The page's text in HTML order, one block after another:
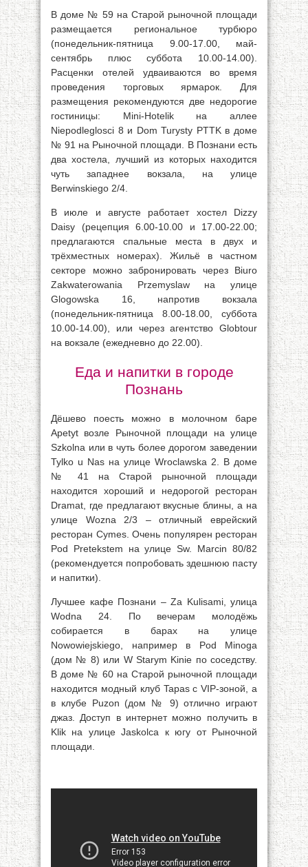
В доме № 59 на Старой рыночной площади
размещается региональное турбюро
(понедельник-пятница 9.00-17.00, май-
сентябрь плюс суббота 10.00-14.00).
Расценки отелей удваиваются во время
проведения торговых ярмарок. Для
размещения рекомендуются две недорогие
гостиницы: Mini-Hotelik на аллее
Niepodleglosci 8 и Dom Turysty PTTK в доме
№ 91 на Рыночной площади. В Познани есть
два хостела, лучший из которых находится
чуть западнее вокзала, на улице
Berwinskiego 2/4.
В июле и августе работает хостел Dizzy
Daisy (рецепция 6.00-10.00 и 17.00-22.00;
предлагаются спальные места в двух и
трёхместных номерах). Жильё в частном
секторе можно забронировать через Biuro
Zakwaterowania Przemyslaw на улице
Glogowska 16, напротив вокзала
(понедельник-пятница 8.00-18.00, суббота
10.00-14.00), или через агентство Globtour
на вокзале (ежедневно до 22.00).
Еда и напитки в городе
Познань
Дёшево поесть можно в молочном баре
Apetyt возле Рыночной площади на улице
Szkolna или в чуть более дорогом заведении
Tylko u Nas на улице Wroclawska 2. В доме
№ 41 на Старой рыночной площади
находится хороший и недорогой ресторан
Dramat, где предлагают вкусные блины, а на
улице Wozna 2/3 – отличный еврейский
ресторан Cymes. Очень популярен ресторан
Pod Pretekstem на улице Sw. Marcin 80/82
(рекомендуется попробовать здешнюю пасту
и напитки).
Лучшее кафе Познани – Za Kulisami, улица
Wodna 24. По вечерам молодёжь
собирается в барах на улице
Nowowiejskiego, например в Pod Minoga
(дом № 8) или W Starym Kinie по соседству.
В доме № 60 на Старой рыночной площади
находится модный клуб Tapas с VIP-зоной, а
в клубе Puzon (дом № 9) отлично играют
джаз. Доступ в интернет можно получить в
Klik на улице Jaskolca к югу от Рыночной
площади.